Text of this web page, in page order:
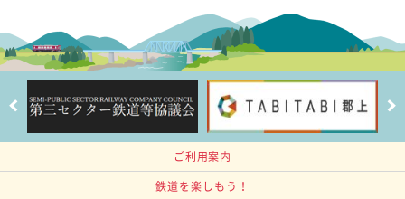
ご利用案内
鉄道を楽しもう！